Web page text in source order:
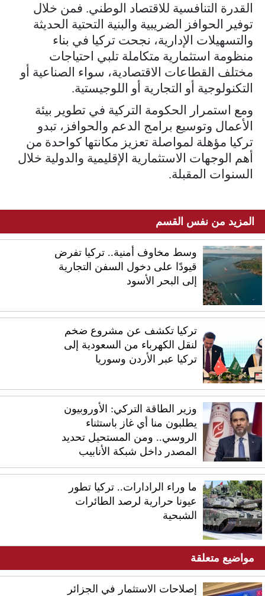
القدرة التنافسية للاقتصاد الوطني. فمن خلال
توفير الحوافز الضريبية والبنية التحتية الحديثة
والتسهيلات الإدارية، نجحت تركيا في بناء
منظومة استثمارية متكاملة تلبي احتياجات
مختلف القطاعات الاقتصادية، سواء الصناعية أو
التكنولوجية أو التجارية أو اللوجيستية.
ومع استمرار الحكومة التركية في تطوير بيئة
الأعمال وتوسيع برامج الدعم والحوافز، تبدو
تركيا مؤهلة لمواصلة تعزيز مكانتها كواحدة من
أهم الوجهات الاستثمارية الإقليمية والدولية خلال
السنوات المقبلة.
المزيد من نفس القسم
وسط مخاوف أمنية.. تركيا تفرض
قيودًا على دخول السفن التجارية
إلى البحر الأسود
تركيا تكشف عن مشروع ضخم
لنقل الكهرباء من السعودية إلى
تركيا عبر الأردن وسوريا
وزير الطاقة التركي: الأوروبيون
يطلبون منا أي غاز باستثناء
الروسي.. ومن المستحيل تحديد
المصدر داخل شبكة الأنابيب
ما وراء الرادارات.. تركيا تطور
عيونا حرارية لرصد الطائرات
الشبحية
مواضيع متعلقة
إصلاحات الاستثمار في الجزائر